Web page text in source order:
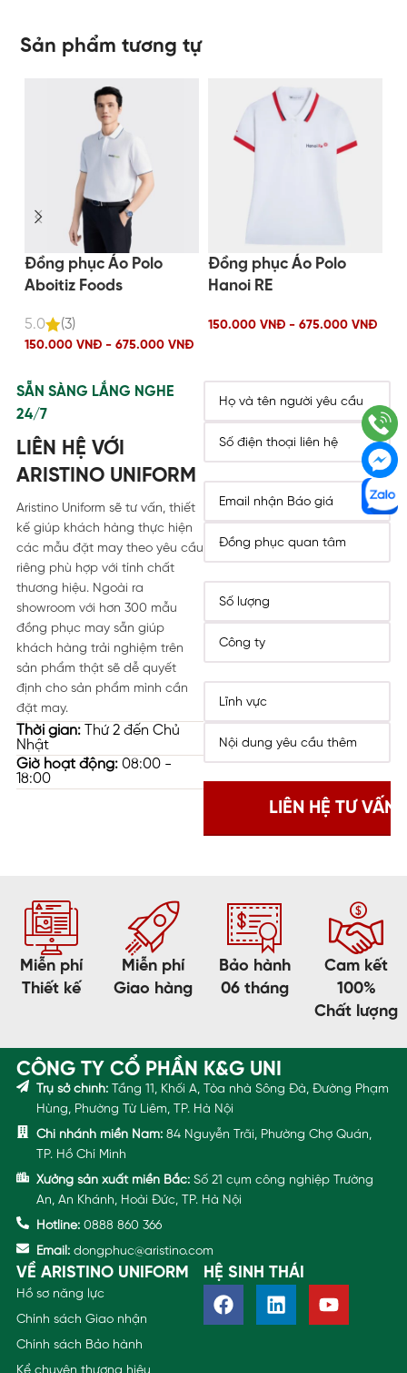
Sản phẩm tương tự
Đồng phục Áo Polo
Aboitiz Foods
5.0 (3)
150.000 VNĐ - 675.000 VNĐ
Đồng phục Áo Polo
Hanoi RE
150.000 VNĐ - 675.000 VNĐ
SẴN SÀNG LẮNG NGHE
24/7
LIÊN HỆ VỚI
ARISTINO UNIFORM
Aristino Uniform sẽ tư vấn, thiết
kế giúp khách hàng thực hiện
các mẫu đặt may theo yêu cầu
riêng phù hợp với tính chất
thương hiệu. Ngoài ra
showroom với hơn 300 mẫu
đồng phục may sẵn giúp
khách hàng trải nghiệm trên
sản phẩm thật sẽ dễ quyết
định cho sản phẩm mình cần
đặt may.
Thời gian:Thứ 2 đến Chủ
Nhật
Giờ hoạt động:08:00 -
18:00
Miễn phí
Thiết kế
Miễn phí
Giao hàng
Bảo hành
06 tháng
Cam kết
100%
Chất lượng
CÔNG TY CỔ PHẦN K&G UNI
Trụ sở chính: Tầng 11, Khối A, Tòa nhà Sông Đà, Đường Phạm
Hùng, Phường Từ Liêm, TP. Hà Nội
Chi nhánh miền Nam: 84 Nguyễn Trãi, Phường Chợ Quán,
TP. Hồ Chí Minh
Xưởng sản xuất miền Bắc: Số 21 cụm công nghiệp Trường
An, An Khánh, Hoài Đức, TP. Hà Nội
Hotline: 0888 860 366
Email: dongphuc@aristino.com
VỀ ARISTINO UNIFORM
Hồ sơ năng lực
Chính sách Giao nhận
Chính sách Bảo hành
HỆ SINH THÁI